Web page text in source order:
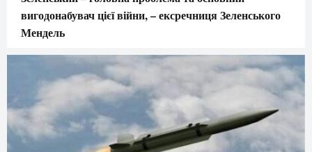
вигодонабувач цієї війни, – ексречниця Зеленського
Мендель